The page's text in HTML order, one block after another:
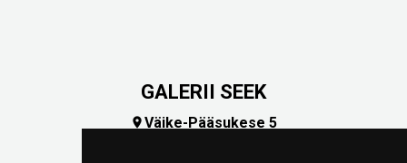
GALERII SEEK
Väike-Pääsukese 5